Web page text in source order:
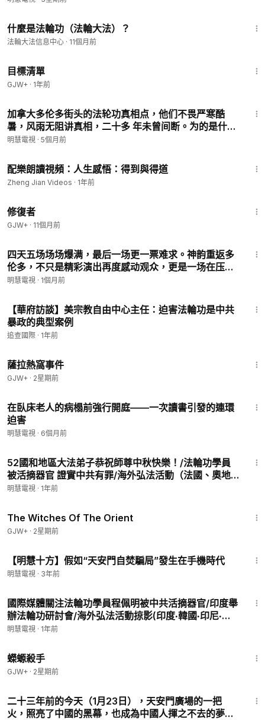
什麼是法輪功（法輪大法）？
法輪大法信息中心 · 11個月前
目標清單
GJW+ · 1年前
加拿大多伦多街头的法轮功真相点，他们不畏严寒酷
暑，风雨无阻讲真相，二十多 年未曾间断。为的是什
么？
明慧電視 · 5個月前
配樂朗讀視頻：人生感悟：得到與得道
Zheng Jian Videos · 1年前
修復者
GJW+ · 11個月前
四天五场场场爆满，最后一场更一票难求。神韵重返多
伦多，不只是精彩演出再度感动观众，更是一场在压力
下坚持信念的胜利。政要到场力挺，观众热情回响，共
明慧電視 · 1個月前
【華府訪談】美宗教自由中心主任：迫害法輪功是中共
暴政的典型案例
追查國際 · 1年前
薩拉熱窩事件
GJW+ · 2星期前
在臥床老人的病榻前強行開庭——一次讀書引發的連環
迫害
明慧電視 · 6個月前
52國和地區大法弟子恭祝師尊中秋快樂！/法輪功學員
被活摘器官 證實中共有罪/海外弘法活動（法國、奧地
利、保加利亞、德國、羅馬尼亞、美國、加拿大、澳洲/
明慧電視 · 1年前
The Witches Of The Orient
GJW+ · 2星期前
【明慧十方】假如“天安門自焚騙局”發生在手機時代
明慧電視 · 3年前
國際媒體關注法輪功學員程佩明被中共活摘器官/印度舉
辦法輪功研討會/海外弘法活動掠影(印度‧韓國‧印尼‧加
拿大‧荷蘭‧拉脫維亞‧奧地利‧羅馬尼亞‧斯洛伐克‧法國‧西
明慧電視 · 1年前
蠑螈殺手
GJW+ · 2星期前
二十三年前的今天（1月23日），天安門廣場的一把
火，照亮了中國的黑幕，也成為中國人揮之不去的夢